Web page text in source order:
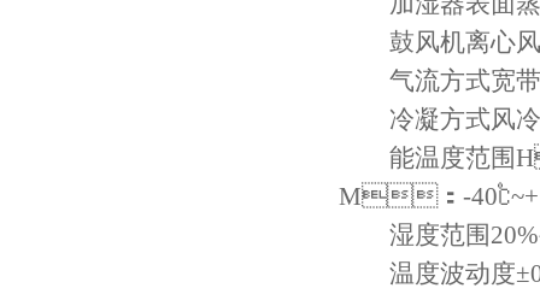
鼓风机离心
气流方式宽带
冷凝方式风冷
能温度范围
M：-
湿度范围
温度波动度